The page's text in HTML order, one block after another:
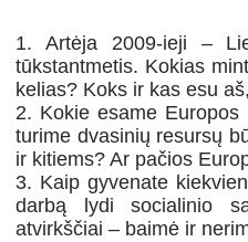
1. Artėja 2009-ieji –
tūkstantmetis. Kokias
kelias? Koks ir kas esu
2. Kokie esame
turime dvasinių resursų
ir kitiems? Ar pačios
3. Kaip gyvenate
darbą lydi socialinio
atvirkščiai – baimė ir